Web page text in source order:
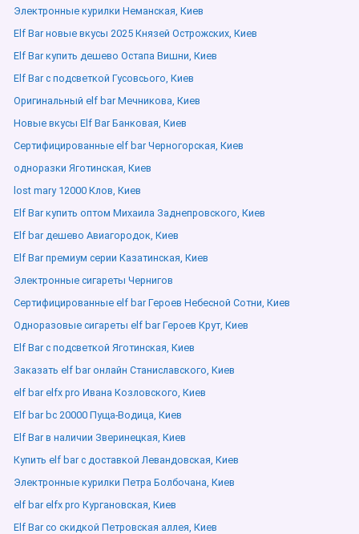
Электронные курилки Неманская, Киев
Elf Bar новые вкусы 2025 Князей Острожских, Киев
Elf Bar купить дешево Остапа Вишни, Киев
Elf Bar с подсветкой Гусовсього, Киев
Оригинальный elf bar Мечникова, Киев
Новые вкусы Elf Bar Банковая, Киев
Сертифицированные elf bar Черногорская, Киев
одноразки Яготинская, Киев
lost mary 12000 Клов, Киев
Elf Bar купить оптом Михаила Заднепровского, Киев
Elf bar дешево Авиагородок, Киев
Elf Bar премиум серии Казатинская, Киев
Электронные сигареты Чернигов
Сертифицированные elf bar Героев Небесной Сотни, Киев
Одноразовые сигареты elf bar Героев Крут, Киев
Elf Bar с подсветкой Яготинская, Киев
Заказать elf bar онлайн Станиславского, Киев
elf bar elfx pro Ивана Козловского, Киев
Elf bar bc 20000 Пуща-Водица, Киев
Elf Bar в наличии Зверинецкая, Киев
Купить elf bar с доставкой Левандовская, Киев
Электронные курилки Петра Болбочана, Киев
elf bar elfx pro Кургановская, Киев
Elf Bar со скидкой Петровская аллея, Киев